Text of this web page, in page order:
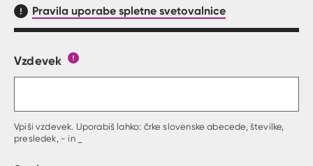
Pravila uporabe spletne svetovalnice
Obrazec, kjer lahko zastaviš vprašanje
Vzdevek
Vpiši vzdevek. Uporabiš lahko: črke slovenske abecede, številke,
presledek, - in _